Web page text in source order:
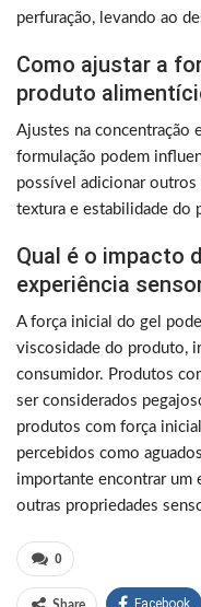
perfuração, levando ao
Como ajustar a
produto
Ajustes na concentração
formulação podem
possível adicionar outros
textura e estabilidade do
Qual é o impacto
experiência
A força inicial do gel
viscosidade do produto,
consumidor. Produtos
ser considerados
produtos com força
percebidos como
importante encontrar um
outras propriedades
0
Facebook